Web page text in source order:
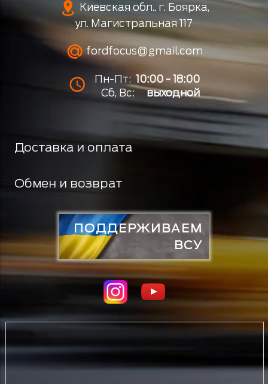
Киевская обл., г. Боярка,
ул. Магистральная 117
fordfocus@gmail.com
Пн-Пт: 10:00 - 18:00
Сб, Вс:
выходной
Доставка и оплата
Обмен и возврат
ПОДДЕРЖИВАЕМ
ВСУ